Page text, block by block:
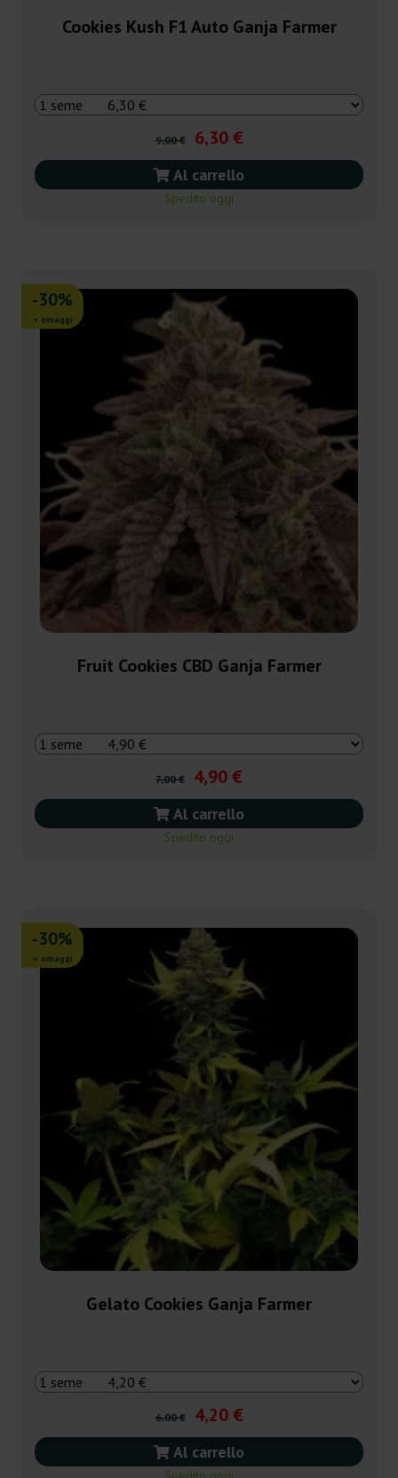
Cookies Kush F1 Auto Ganja Farmer
9,00 € 6,30 €
Al carrello
Spedito oggi
-30%
+ omaggi
Fruit Cookies CBD Ganja Farmer
7,00 € 4,90 €
Al carrello
Spedito oggi
-30%
+ omaggi
Gelato Cookies Ganja Farmer
6,00 € 4,20 €
Al carrello